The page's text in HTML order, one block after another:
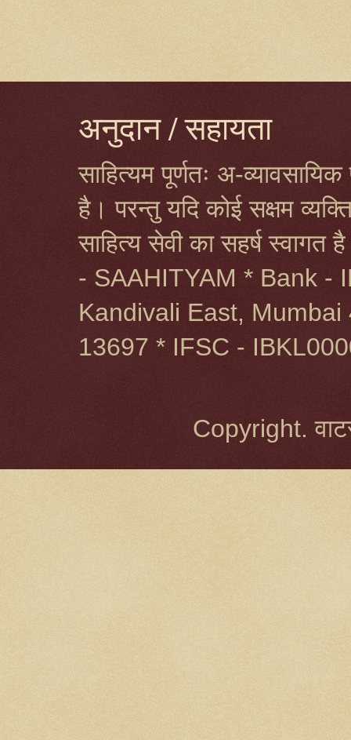
अनुदान / सहायता
साहित्यम पूर्णतः अ-
है। परन्तु यदि कोई सक्षम
साहित्य सेवी का सहर्ष
- SAAHITYAM * Bank -
Kandivali East,
13697 * IFSC -
Copyright.